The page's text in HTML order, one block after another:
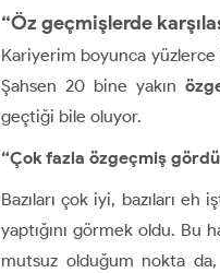
“Öz geçmişlerde
Kariyerim boyunca
Şahsen 20 bine yakın
geçtiği bile oluyor.
“Çok fazla özgeçmiş
Bazıları çok iyi, bazıları eh
yaptığını görmek oldu. Bu
mutsuz olduğum nokta da,